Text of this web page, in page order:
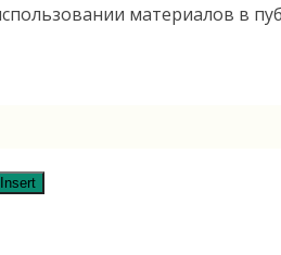
материалов в
Insert